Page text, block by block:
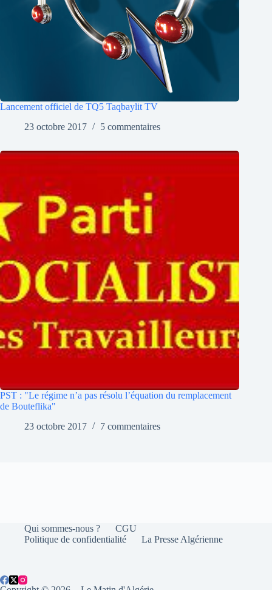
Lancement officiel de TQ5 Taqbaylit TV
23 octobre 2017
5 commentaires
PST : "Le régime n’a pas résolu l’équation du remplacement
de Bouteflika"
23 octobre 2017
7 commentaires
Qui sommes-nous ?
CGU
Politique de confidentialité
La Presse Algérienne